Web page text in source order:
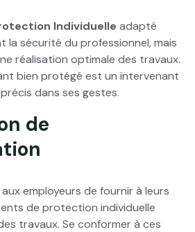
Individuelle adapté
la sécurité du professionnel, mais
réalisation optimale des travaux.
bien protégé est un intervenant
dans ses gestes.
de
employeurs de fournir à leurs
de protection individuelle
travaux. Se conformer à ces